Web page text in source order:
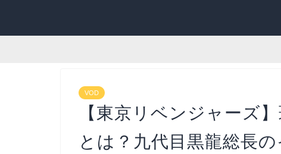
VOD
【東京リベンジャーズ
とは？九代目黒龍総長